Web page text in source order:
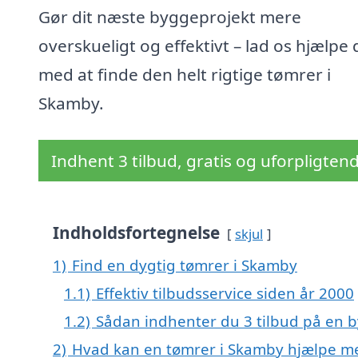
Gør dit næste byggeprojekt mere
overskueligt og effektivt – lad os hjælpe
med at finde den helt rigtige tømrer i
Skamby.
Indhent 3 tilbud, gratis og
Indholdsfortegnelse skjul
1) Find en dygtig tømrer i Skamby
1.1) Effektiv tilbudsservice siden år 2000
1.2) Sådan indhenter du 3 tilbud på en
2) Hvad kan en tømrer i Skamby hjælpe